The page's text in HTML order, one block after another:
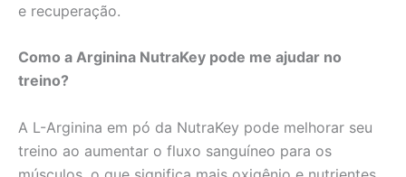
e recuperação.
Como a Arginina NutraKey pode me ajudar no
treino?
A L-Arginina em pó da NutraKey pode melhorar seu
treino ao aumentar o fluxo sanguíneo para os